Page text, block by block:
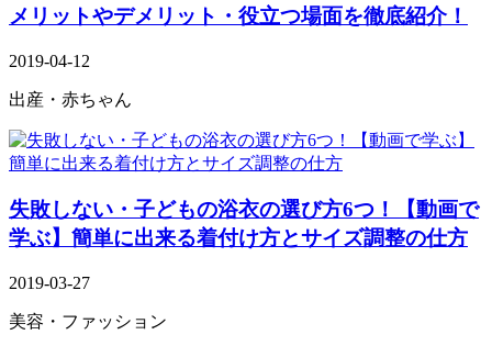
メリットやデメリット・役立つ場面を徹底紹介！
2019-04-12
出産・赤ちゃん
失敗しない・子どもの浴衣の選び方6つ！【動画で
学ぶ】簡単に出来る着付け方とサイズ調整の仕方
2019-03-27
美容・ファッション